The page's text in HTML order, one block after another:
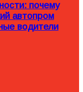
почему
автопром
водители